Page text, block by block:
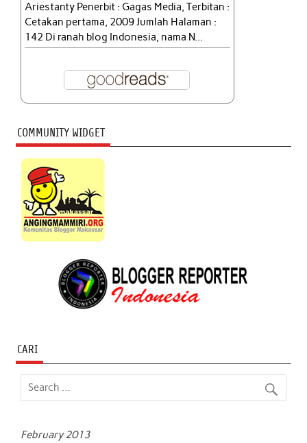
Ariestanty Penerbit : Gagas Media, Terbitan :
Cetakan pertama, 2009 Jumlah Halaman :
142 Di ranah blog Indonesia, nama N...
COMMUNITY WIDGET
CARI
February 2013